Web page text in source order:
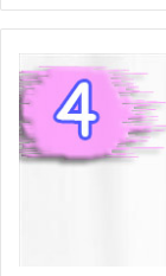
b
u
c
o
r